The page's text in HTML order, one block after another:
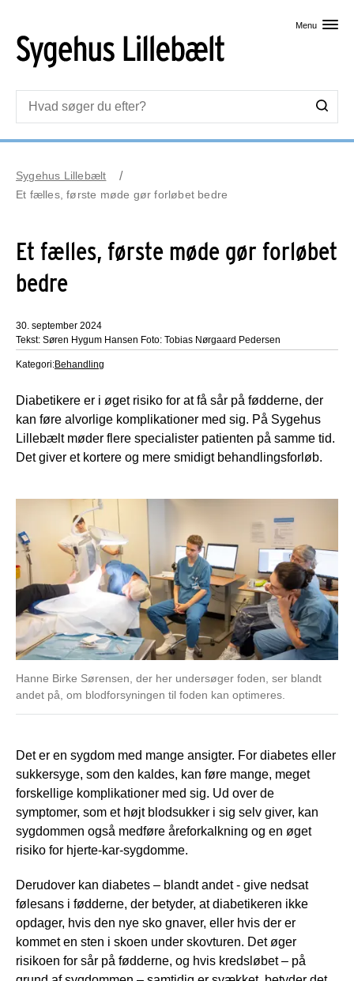
Menu
Sygehus Lillebælt
Et fælles, første møde gør forløbet bedre
Et fælles, første møde gør forløbet
bedre
30. september 2024
Tekst: Søren Hygum Hansen Foto: Tobias Nørgaard Pedersen
Kategori:Behandling
Diabetikere er i øget risiko for at få sår på fødderne, der
kan føre alvorlige komplikationer med sig. På Sygehus
Lillebælt møder flere specialister patienten på samme tid.
Det giver et kortere og mere smidigt behandlingsforløb.
Hanne Birke Sørensen, der her undersøger foden, ser blandt
andet på, om blodforsyningen til foden kan optimeres.
Det er en sygdom med mange ansigter. For diabetes eller
sukkersyge, som den kaldes, kan føre mange, meget
forskellige komplikationer med sig. Ud over de
symptomer, som et højt blodsukker i sig selv giver, kan
sygdommen også medføre åreforkalkning og en øget
risiko for hjerte-kar-sygdomme.
Derudover kan diabetes – blandt andet - give nedsat
følesans i fødderne, der betyder, at diabetikeren ikke
opdager, hvis den nye sko gnaver, eller hvis der er
kommet en sten i skoen under skovturen. Det øger
risikoen for sår på fødderne, og hvis kredsløbet – på